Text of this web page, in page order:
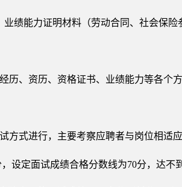
业绩能力证明材料（劳动合同、社会保险
历、资历、资格证书、业绩能力等各个
方式进行，主要考察应聘者与岗位相适
设定面试成绩合格分数线为70分，达不